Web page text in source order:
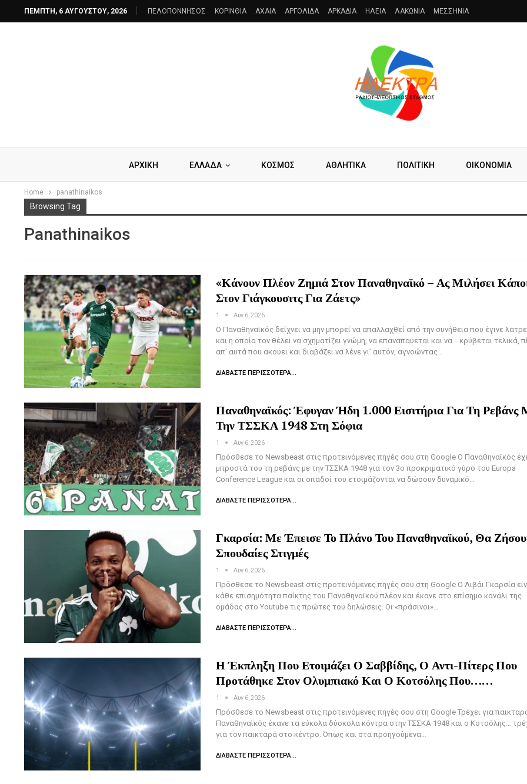
ΠΈΜΠΤΗ, 6 ΑΥΓΟΎΣΤΟΥ, 2026 ΠΕΛΟΠΟΝΝΗΣΟΣ ΚΟΡΙΝΘΙΑ AXAIA ΑΡΓΟΛΙΔΑ ΑΡΚΑΔΙΑ ΗΛΕΙΑ ΛΑΚΩΝΙΑ ΜΕΣΣΗΝΙΑ
ΑΡΧΙΚΗ ΕΛΛΑΔΑ ΚΟΣΜΟΣ ΑΘΛΗΤΙΚΑ ΠΟΛΙΤΙΚΗ ΟΙΚΟΝΟΜΙΑ
Home panathinaikos
Browsing Tag
Panathinaikos
«Κάνουν Πλέον Ζημιά Στον Παναθηναϊκό – Ας Μιλήσει
Στον Γιάγκουσιτς Για Ζάετς»
1 Αυγ 6, 2026
O Παναθηναϊκός δείχνει να μην μπορεί να απαλλαχθεί από την συνήθεια που έγινε
και η οποία τον θέλει να σχηματίζει γνώμη, να επαναπαύεται και να… κρύβεται τελικά,
απ’ αυτά που ακούει και διαβάζει να λένε γι’ αυτόν, αγνοώντας…
ΔΙΑΒΆΣΤΕ ΠΕΡΙΣΣΌΤΕΡΑ...
Παναθηναϊκός: Έφυγαν Ήδη 1.000 Εισιτήρια Για Τη Ρεβάνς
Την ΤΣΣΚΑ 1948 Στη Σόφια
1 Αυγ 6, 2026
Πρόσθεσε το Newsbeast στις προτεινόμενες πηγές σου στη Google Ο Παναθηναϊκός
μπροστά του τη ρεβάνς με την ΤΣΣΚΑ 1948 για τον 3ο προκριματικό γύρο του Europa
Conference League και οι οπαδοί του ετοιμάζονται να δώσουν δυναμικό…
ΔΙΑΒΆΣΤΕ ΠΕΡΙΣΣΌΤΕΡΑ...
Γκαρσία: Με Έπεισε Το Πλάνο Του Παναθηναϊκού, Θα
Σπουδαίες Στιγμές
1 Αυγ 6, 2026
Πρόσθεσε το Newsbeast στις προτεινόμενες πηγές σου στη Google Ο Λιβάι Γκαρσία
κάθε επισημότητα παίκτης του Παναθηναϊκού πλέον και έκανε στο επίσημο κανάλι της
ομάδας στο Youtube τις πρώτες του δηλώσεις. Οι «πράσινοι»…
ΔΙΑΒΆΣΤΕ ΠΕΡΙΣΣΌΤΕΡΑ...
Η Έκπληξη Που Ετοιμάζει Ο Σαββίδης, Ο Αντι-Πίτερς Που
Προτάθηκε Στον Ολυμπιακό Και Ο Κοτσόλης Που……
1 Αυγ 6, 2026
Πρόσθεσε το Newsbeast στις προτεινόμενες πηγές σου στη Google Τρέχει για
Παναθηναϊκός έκανε τα εύκολα δύσκολα κόντρα στην ΤΣΣΚΑ 1948 και ο Κοτσόλης…
για τον παικταρά στο κέντρο. Όπως και στα προηγούμενα…
ΔΙΑΒΆΣΤΕ ΠΕΡΙΣΣΌΤΕΡΑ...